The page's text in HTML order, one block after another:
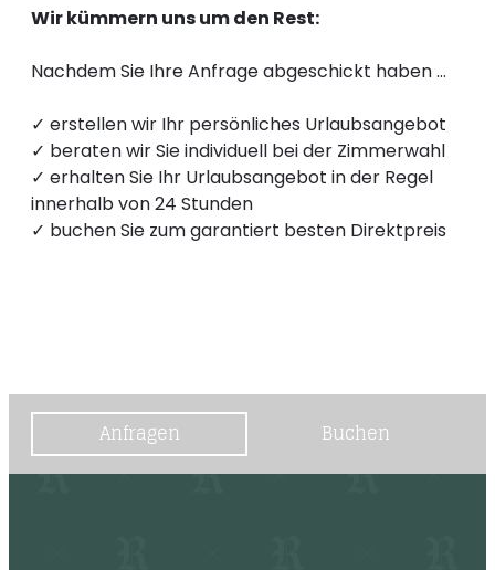
--
Wir kümmern uns um den Rest:
Nachdem Sie Ihre Anfrage abgeschickt haben …
✓ erstellen wir Ihr persönliches Urlaubsangebot
✓ beraten wir Sie individuell bei der Zimmerwahl
✓ erhalten Sie Ihr Urlaubsangebot in der Regel
innerhalb von 24 Stunden
✓ buchen Sie zum garantiert besten Direktpreis
Anfragen Buchen